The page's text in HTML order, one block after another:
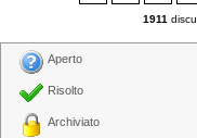
1911
Aperto
Risolto
Archiviato